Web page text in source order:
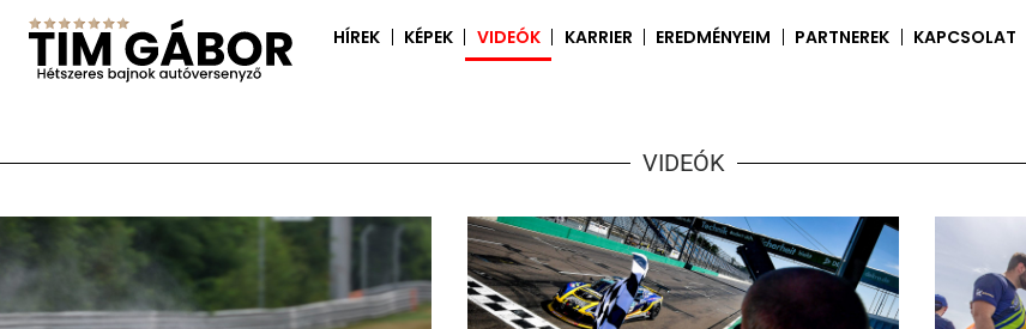
HÍREK KÉPEK VIDEÓK KARRIER EREDMÉNYEIM PARTNEREK KAPCSOLAT
VIDEÓK